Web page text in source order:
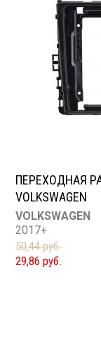
ПЕРЕХОДНАЯ
VOLKSWAGEN
VOLKSWAGEN
2017+
50,44 руб.
29,86 руб.